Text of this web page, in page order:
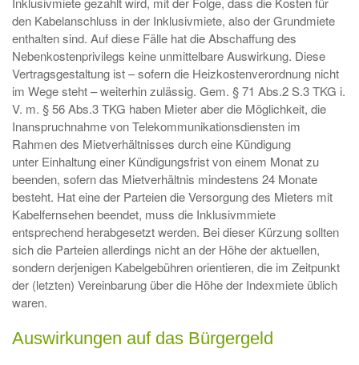
den Kabelanschluss in der Inklusivmiete, also der Grundmiete
enthalten sind. Auf diese Fälle hat die Abschaffung des
Nebenkostenprivilegs keine unmittelbare Auswirkung. Diese
Vertragsgestaltung ist – sofern die Heizkostenverordnung nicht
im Wege steht – weiterhin zulässig. Gem. § 71 Abs.2 S.3 TKG i.
V. m. § 56 Abs.3 TKG haben Mieter aber die Möglichkeit, die
Inanspruchnahme von Telekommunikationsdiensten im
Rahmen des Mietverhältnisses durch eine Kündigung
unter Einhaltung einer Kündigungsfrist von einem Monat zu
beenden, sofern das Mietverhältnis mindestens 24 Monate
besteht. Hat eine der Parteien die Versorgung des Mieters mit
Kabelfernsehen beendet, muss die Inklusivmmiete
entsprechend herabgesetzt werden. Bei dieser Kürzung sollten
sich die Parteien allerdings nicht an der Höhe der aktuellen,
sondern derjenigen Kabelgebühren orientieren, die im Zeitpunkt
der (letzten) Vereinbarung über die Höhe der Indexmiete üblich
waren.
Auswirkungen auf das Bürgergeld